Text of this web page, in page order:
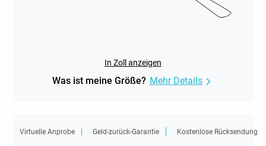
In Zoll anzeigen
Was ist meine Größe? Mehr Details
Virtuelle Anprobe Geld-zurück-Garantie Kostenlose Rücksendung